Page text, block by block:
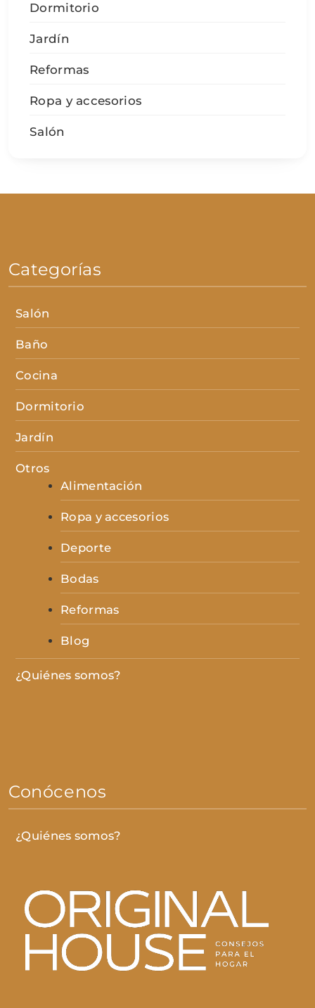
Dormitorio
Jardín
Reformas
Ropa y accesorios
Salón
Categorías
Salón
Baño
Cocina
Dormitorio
Jardín
Otros
Alimentación
Ropa y accesorios
Deporte
Bodas
Reformas
Blog
¿Quiénes somos?
Conócenos
¿Quiénes somos?